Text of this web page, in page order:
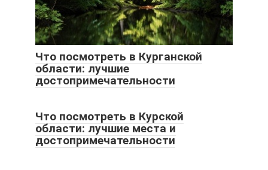
Что посмотреть в Курганской
области: лучшие
достопримечательности
Что посмотреть в Курской
области: лучшие места и
достопримечательности